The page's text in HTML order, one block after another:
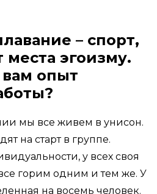
– спорт,
места эгоизму.
вам опыт
мы все живем в унисон.
на старт в группе.
у всех своя
горим одним и тем же. У
на восемь человек.